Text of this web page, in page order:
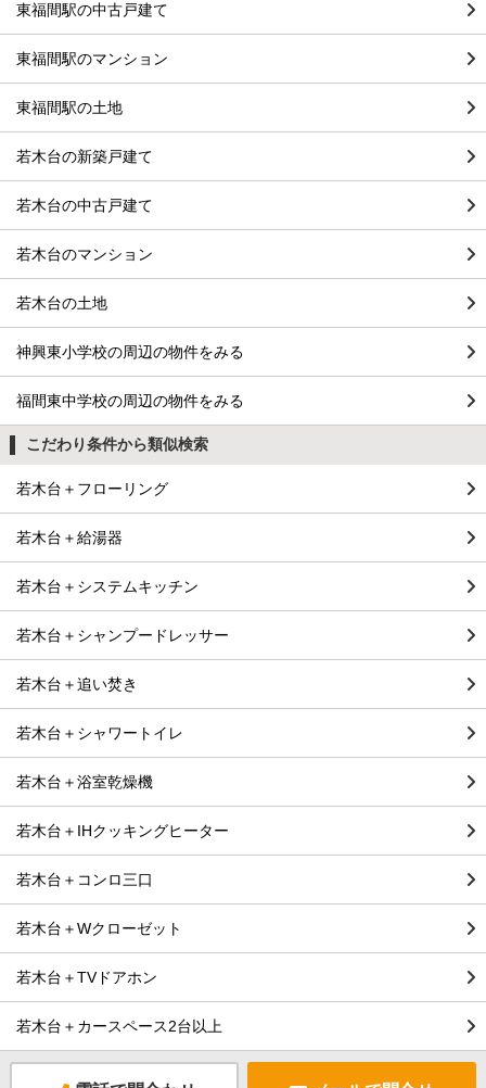
東福間駅の中古戸建て
東福間駅のマンション
東福間駅の土地
若木台の新築戸建て
若木台の中古戸建て
若木台のマンション
若木台の土地
神興東小学校の周辺の物件をみる
福間東中学校の周辺の物件をみる
こだわり条件から類似検索
若木台＋フローリング
若木台＋給湯器
若木台＋システムキッチン
若木台＋シャンプードレッサー
若木台＋追い焚き
若木台＋シャワートイレ
若木台＋浴室乾燥機
若木台＋IHクッキングヒーター
若木台＋コンロ三口
若木台＋Wクローゼット
若木台＋TVドアホン
若木台＋カースペース2台以上